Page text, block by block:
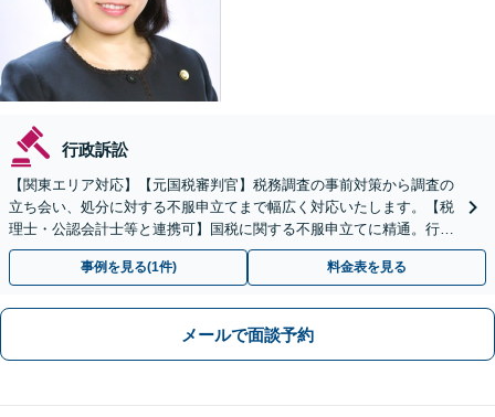
行政訴訟
【関東エリア対応】【元国税審判官】税務調査の事前対策から調査の
立ち会い、処分に対する不服申立てまで幅広く対応いたします。【税
理士・公認会計士等と連携可】国税に関する不服申立てに精通。行政
側の知見を活かしたサポートいたします
事例を見る(1件) 料金表を見る
メールで面談予約